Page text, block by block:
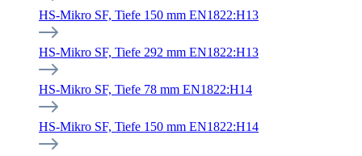
HS-Mikro SF, Tiefe 150 mm EN1822:H13
HS-Mikro SF, Tiefe 292 mm EN1822:H13
HS-Mikro SF, Tiefe 78 mm EN1822:H14
HS-Mikro SF, Tiefe 150 mm EN1822:H14